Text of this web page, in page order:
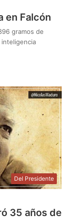
en Falcón
gramos de
Del Presidente
35 años de